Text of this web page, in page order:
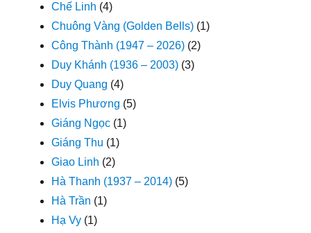
Chế Linh (4)
Chuông Vàng (Golden Bells) (1)
Công Thành (1947 – 2026) (2)
Duy Khánh (1936 – 2003) (3)
Duy Quang (4)
Elvis Phương (5)
Giáng Ngọc (1)
Giáng Thu (1)
Giao Linh (2)
Hà Thanh (1937 – 2014) (5)
Hà Trần (1)
Hạ Vy (1)